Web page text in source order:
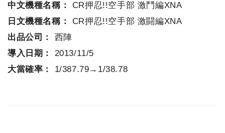
中文機種名稱： CR押忍!!空手部 激鬥編XNA
日文機種名稱： CR押忍!!空手部 激闘編XNA
出品公司： 西陣
導入日期： 2013/11/5
大當確率： 1/387.79→1/38.78